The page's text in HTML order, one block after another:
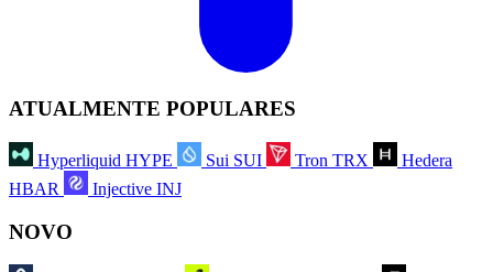
ATUALMENTE POPULARES
Hyperliquid HYPE Sui SUI Tron TRX
Hedera
HBAR
Injective INJ
NOVO